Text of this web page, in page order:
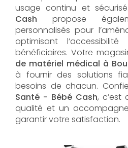
usage continu et
Cash propose
personnalisés pour
optimisant
bénéficiaires. Votre
de matériel médical à
à fournir des solutions
besoins de chacun.
Santé - Bébé Cash, c’est
qualité et un
garantir votre satisfaction.